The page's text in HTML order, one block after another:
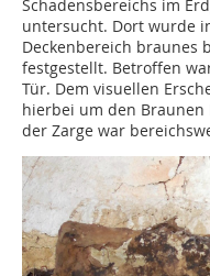
Schadensbereichs im
untersucht. Dort wurde
Deckenbereich braunes
festgestellt. Betroffen
Tür. Dem visuellen
hierbei um den Braunen
der Zarge war